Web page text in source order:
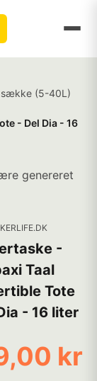
(5-40L)
- Del Dia - 16
genereret
-
Taal
Tote
- 16 liter
kr